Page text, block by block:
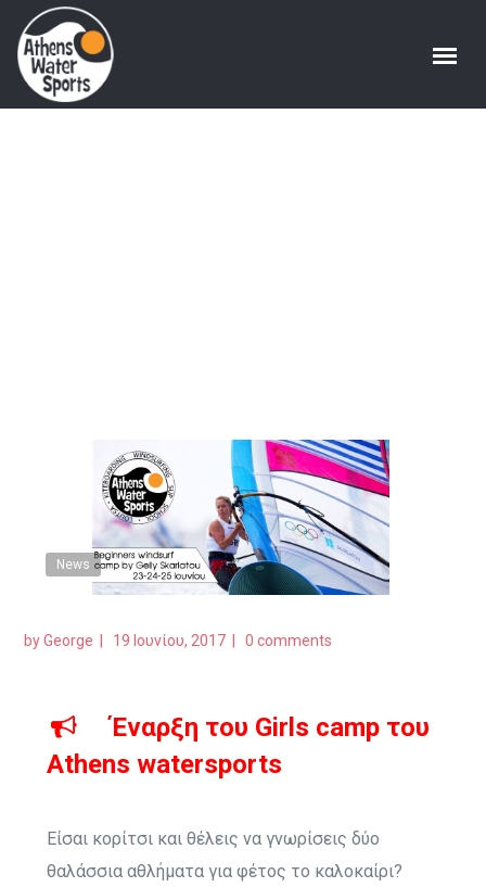
News
byGeorge 19 Ιουνίου, 2017 0 comments
Έναρξη του Girls camp του
Athens watersports
Είσαι κορίτσι και θέλεις να γνωρίσεις δύο
θαλάσσια αθλήματα για φέτος το καλοκαίρι?